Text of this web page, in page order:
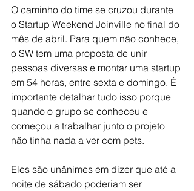
O caminho do time se cruzou durante
o Startup Weekend Joinville no final do
mês de abril. Para quem não conhece,
o SW tem uma proposta de unir
pessoas diversas e montar uma startup
em 54 horas, entre sexta e domingo. É
importante detalhar tudo isso porque
quando o grupo se conheceu e
começou a trabalhar junto o projeto
não tinha nada a ver com pets.
Eles são unânimes em dizer que até a
noite de sábado poderiam ser